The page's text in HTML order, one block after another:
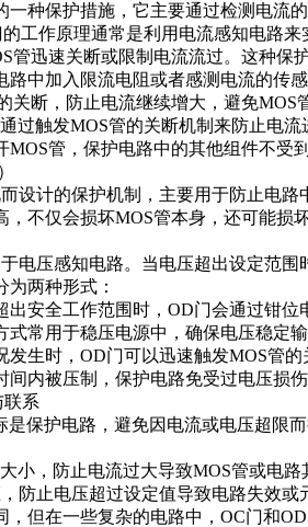
一种保护措施，它主要通过检测电流
工作原理通常是利用电流感知电路
管迅速关断或限制电流流过。这种保
路中加入限流电阻或者感测电流的传
关断，防止电流继续增大，避免MOS
过触发MOS管的关断机制来防止电
MOS管，保护电路中的其他组件不受
设计的保护机制，主要用于防止电
，不仅会损坏MOS管本身，还可能
电压感知电路。当电压超出设定范
两种形式：
出安全工作范围时，OD门会通过钳
式常用于稳压电源中，确保电压稳定
发生时，OD门可以迅速触发MOS管
间内被压制，保护电路免受过电压损
联系
是保护电路，避免因电流或电压超限
小，防止电流过大导致MOS管或电
防止电压超过设定值导致电路失效或
，但在一些复杂的电路中，OC门和